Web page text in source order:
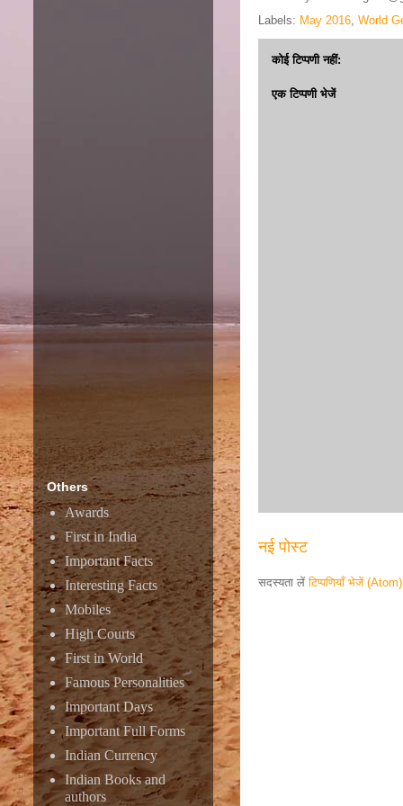
Labels: May 2016, World
कोई टिप्पणी नहीं:
एक टिप्पणी भेजें
नई पोस्ट
सदस्यता लेंटिप्पणियाँ भेजें (Atom)
Others
Awards
First in India
Important Facts
Interesting Facts
Mobiles
High Courts
First in World
Famous Personalities
Important Days
Important Full Forms
Indian Currency
Indian Books and
authors